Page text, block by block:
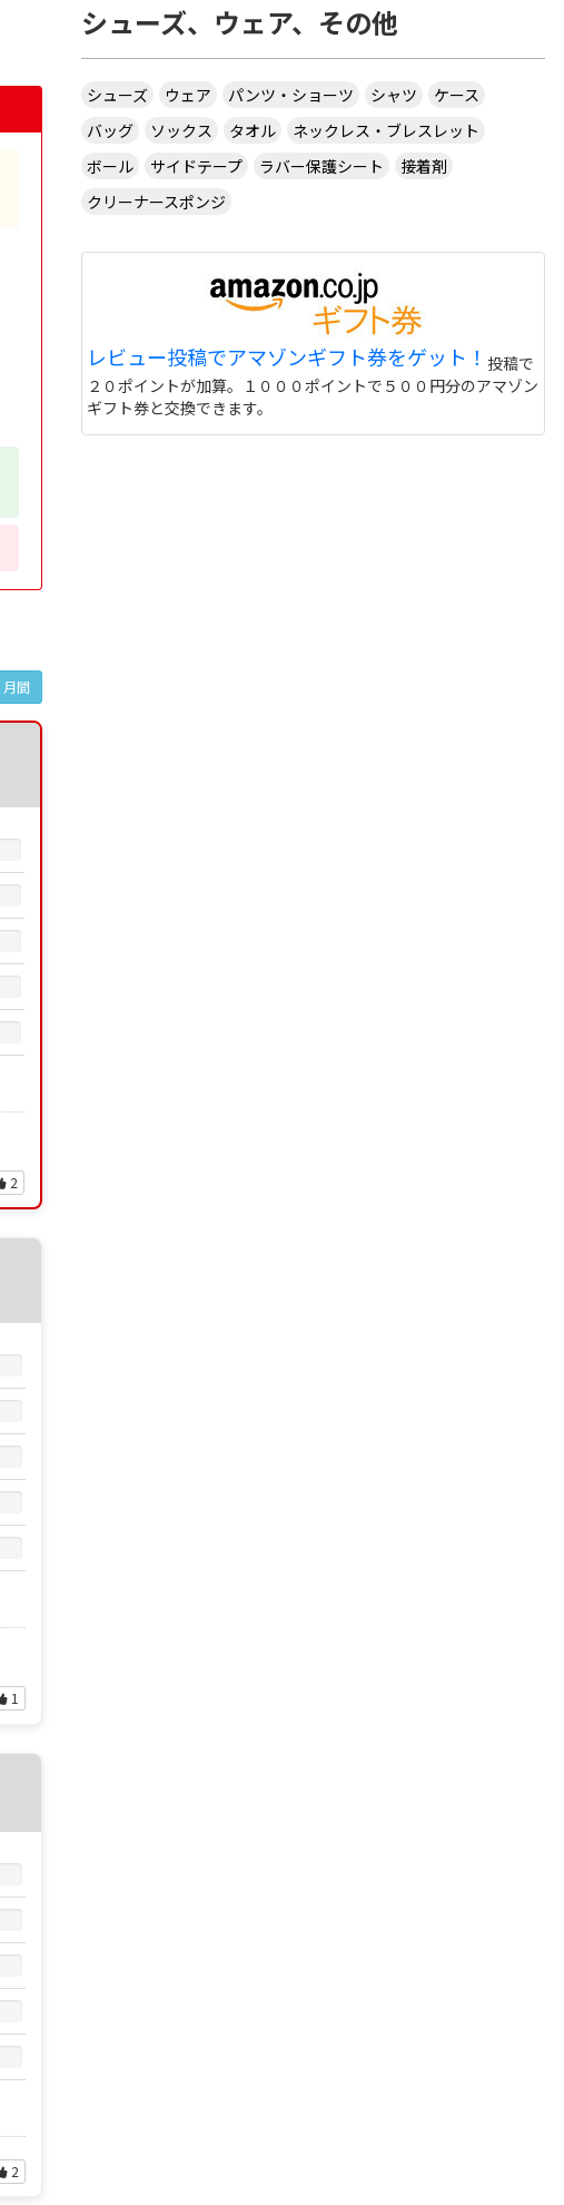
月間
2
1
2
シューズ、ウェア、その他
シューズ ウェア パンツ・ショーツ シャツ
ケース
バッグ
ソックス タオル
ネックレス・ブレスレット
ボール
サイドテープ ラバー保護シート
接着剤
クリーナースポンジ
レビュー投稿でアマゾンギフト券をゲット！ 投稿で
２０ポイントが加算。１０００ポイントで５００円分のアマゾン
ギフト券と交換できます。